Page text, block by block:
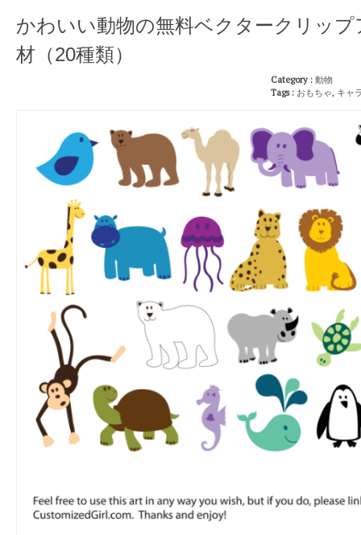
かわいい動物の無料ベクタークリップ
材（20種類）
Category : 動物
Tags : おもちゃ, キャ